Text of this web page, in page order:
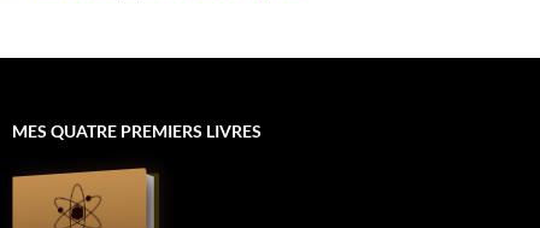
MES QUATRE PREMIERS LIVRES